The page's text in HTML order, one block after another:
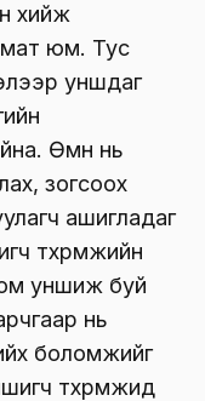
хийж
юм. Тус
уншдаг
Өмнө нь
зогсоох
ашигладаг
уншиж буй
нь
боломжийг
төхөөрөмжид